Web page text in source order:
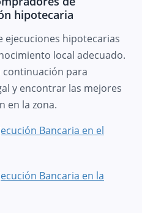
hipotecaria
ejecuciones hipotecarias
local adecuado.
para
y encontrar las mejores
en la zona.
Bancaria en el
Bancaria en la